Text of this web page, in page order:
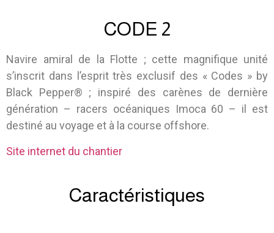
CODE 2
Navire amiral de la Flotte ; cette magnifique unité
s’inscrit dans l’esprit très exclusif des « Codes » by
Black Pepper® ; inspiré des carènes de dernière
génération – racers océaniques Imoca 60 – il est
destiné au voyage et à la course offshore.
Site internet du chantier
Caractéristiques